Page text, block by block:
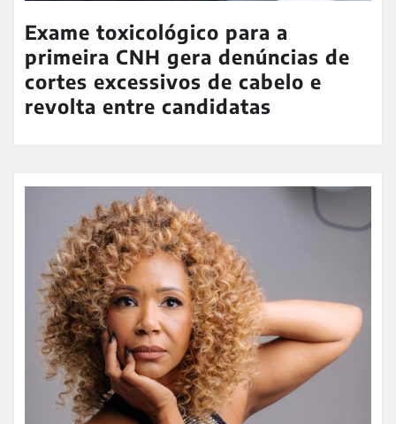
Exame toxicológico para a
primeira CNH gera denúncias de
cortes excessivos de cabelo e
revolta entre candidatas